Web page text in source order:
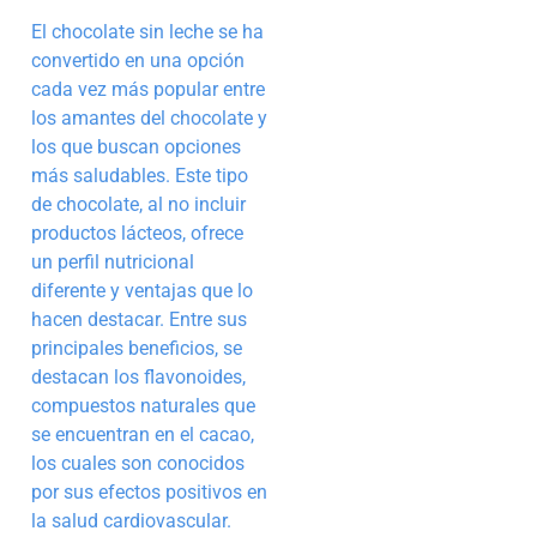
El chocolate sin leche se ha
convertido en una opción
cada vez más popular entre
los amantes del chocolate y
los que buscan opciones
más saludables. Este tipo
de chocolate, al no incluir
productos lácteos, ofrece
un perfil nutricional
diferente y ventajas que lo
hacen destacar. Entre sus
principales beneficios, se
destacan los flavonoides,
compuestos naturales que
se encuentran en el cacao,
los cuales son conocidos
por sus efectos positivos en
la salud cardiovascular.